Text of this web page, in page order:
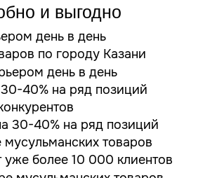
и выгодно
день в день
по городу Казани
40% на ряд позиций
мусульманских товаров
более 10 000 клиентов